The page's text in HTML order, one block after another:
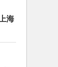
海